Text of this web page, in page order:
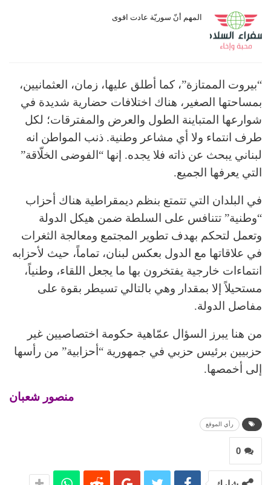
المهم أنّ سوريّة عادت اقوى
“بيروت الممتازة”، كما أطلق عليها، زمان، العثمانيين،
بمساحتها الصغير، هناك اختلافات حضارية شديدة في
شوارعها المتباينة الطول والعرض والمفترقات؛ لكل
طرف انتماء ولا أي مشاعر وطنية. ذنب المواطن انه
لبناني يبحث عن ذاته فلا يجده. إنها “الفوضى الخلّاقة”
التي يعرفها الجميع.
في البلدان التي تتمتع بنظم ديمقراطية هناك أحزاب
“وطنية” تتنافس على السلطة ضمن هيكل الدولة
وتعمل لتحكم بهدف تطوير المجتمع ومعالجة الثغرات
في علاقاتها مع الدول بعكس لبنان، تماماً، حيث لأحزابه
انتماءات خارجية يفتخرون بها ما يجعل اللقاء، وطنياً،
مستحيلاً إلا بمقدار وهي بالتالي تسيطر بقوة على
مفاصل الدولة.
من هنا يبرز السؤال عمّاهية حكومة اختصاصيين غير
حزبيين برئيس حزبي في جمهورية “أحزابية” من رأسها
إلى أخمصها.
منصور شعبان
رأي الموقع
0